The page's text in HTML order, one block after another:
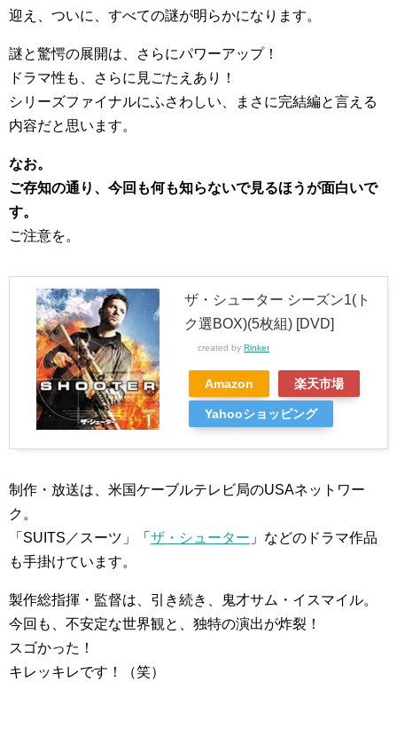
迎え、ついに、すべての謎が明らかになります。
謎と驚愕の展開は、さらにパワーアップ！
ドラマ性も、さらに見ごたえあり！
シリーズファイナルにふさわしい、まさに完結編と言える
内容だと思います。
なお。
ご存知の通り、今回も何も知らないで見るほうが面白いで
す。
ご注意を。
ザ・シューター シーズン1(ト
ク選BOX)(5枚組) [DVD]
created by Rinker
Amazon 楽天市場
Yahooショッピング
制作・放送は、米国ケーブルテレビ局のUSAネットワー
ク。
「SUITS／スーツ」「 ザ・シューター 」などのドラマ作品
も手掛けています。
製作総指揮・監督は、引き続き、鬼才サム・イスマイル。
今回も、不安定な世界観と、独特の演出が炸裂！
スゴかった！
キレッキレです！（笑）